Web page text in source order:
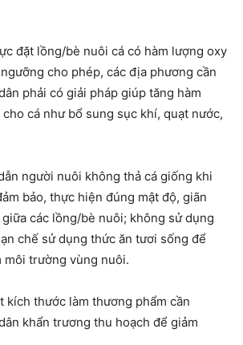
đặt lồng/bè nuôi cá có hàm lượng oxy
cho phép, các địa phương cần
phải có giải pháp giúp tăng hàm
cá như bổ sung sục khí, quạt nước,
người nuôi không thả cá giống khi
bảo, thực hiện đúng mật độ, giãn
các lồng/bè nuôi; không sử dụng
chế sử dụng thức ăn tươi sống để
môi trường vùng nuôi.
kích thước làm thương phẩm cần
khẩn trương thu hoạch để giảm